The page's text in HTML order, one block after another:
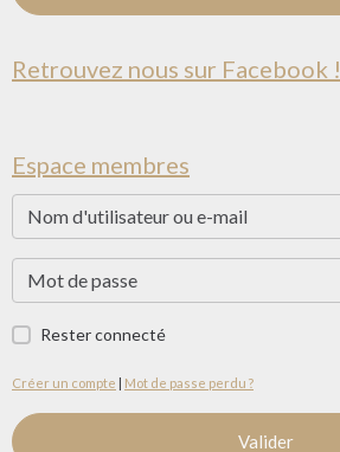
Retrouvez nous sur Facebook !
Espace membres
Rester connecté
Créer un compte Mot de passe perdu ?
Valider